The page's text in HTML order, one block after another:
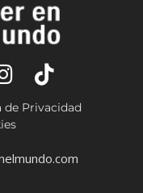
de Privacidad